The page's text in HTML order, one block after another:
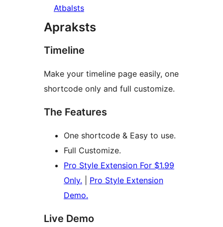
Atbalsts
Apraksts
Timeline
Make your timeline page easily, one
shortcode only and full customize.
The Features
One shortcode & Easy to use.
Full Customize.
Pro Style Extension For $1.99
Only.
Pro Style Extension
Demo.
Live Demo